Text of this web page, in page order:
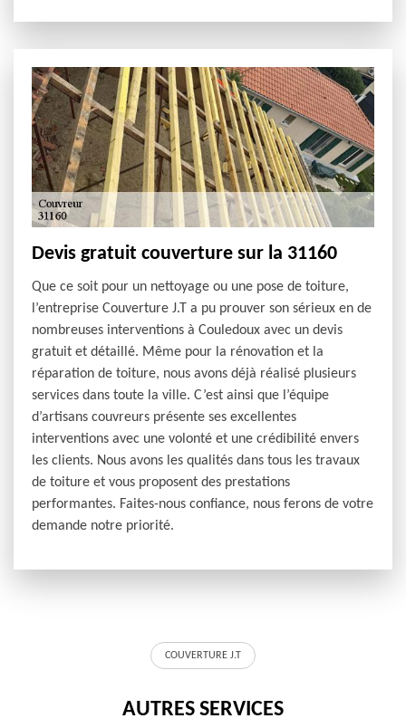
Devis gratuit couverture sur la 31160
Que ce soit pour un nettoyage ou une pose de toiture,
l’entreprise Couverture J.T a pu prouver son sérieux en de
nombreuses interventions à Couledoux avec un devis
gratuit et détaillé. Même pour la rénovation et la
réparation de toiture, nous avons déjà réalisé plusieurs
services dans toute la ville. C’est ainsi que l’équipe
d’artisans couvreurs présente ses excellentes
interventions avec une volonté et une crédibilité envers
les clients. Nous avons les qualités dans tous les travaux
de toiture et vous proposent des prestations
performantes. Faites-nous confiance, nous ferons de votre
demande notre priorité.
COUVERTURE J.T
AUTRES SERVICES